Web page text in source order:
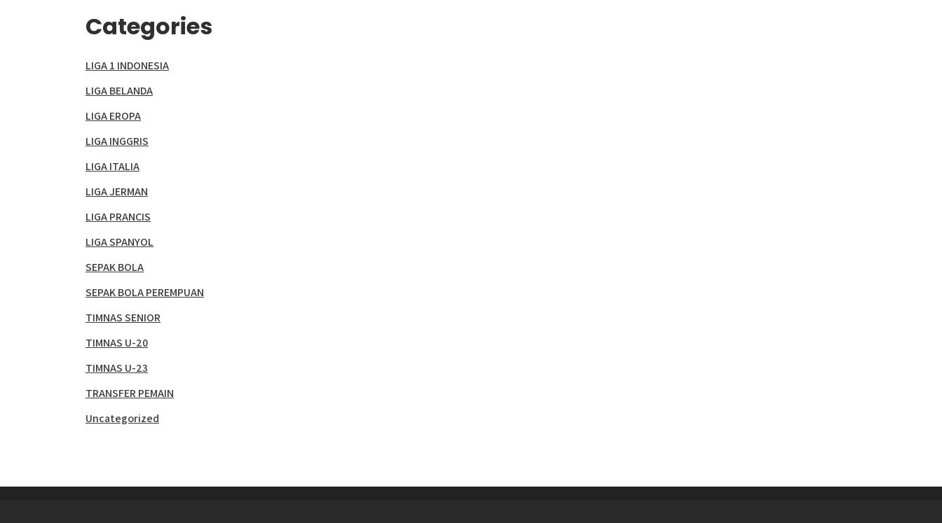
Categories
LIGA 1 INDONESIA
LIGA BELANDA
LIGA EROPA
LIGA INGGRIS
LIGA ITALIA
LIGA JERMAN
LIGA PRANCIS
LIGA SPANYOL
SEPAK BOLA
SEPAK BOLA PEREMPUAN
TIMNAS SENIOR
TIMNAS U-20
TIMNAS U-23
TRANSFER PEMAIN
Uncategorized